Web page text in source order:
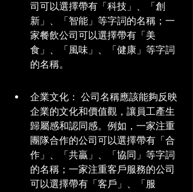
司可以選擇帶有「科技」、「創
新」、「智能」等字詞的名稱；一
家餐飲公司可以選擇帶有「美
食」、「風味」、「健康」等字詞
的名稱。
企業文化： 公司名稱應該能夠反映
企業的文化和價值觀，讓員工產生
歸屬感和認同感。例如，一家注重
團隊合作的公司可以選擇帶有「合
作」、「共贏」、「協同」等字詞
的名稱；一家注重客戶服務的公司
可以選擇帶有「客戶」、「服